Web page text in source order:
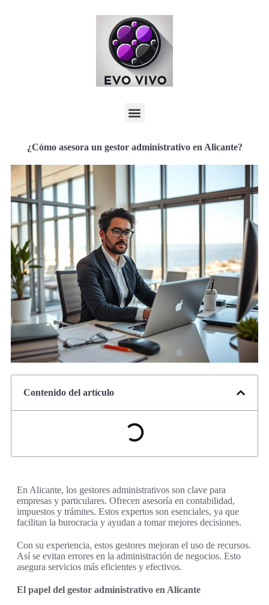
¿Cómo asesora un gestor administrativo en Alicante?
Contenido del artículo
En Alicante, los gestores administrativos son clave para
empresas y particulares. Ofrecen asesoría en contabilidad,
impuestos y trámites. Estos expertos son esenciales, ya que
facilitan la burocracia y ayudan a tomar mejores decisiones.
Con su experiencia, estos gestores mejoran el uso de recursos.
Así se evitan errores en la administración de negocios. Esto
asegura servicios más eficientes y efectivos.
El papel del gestor administrativo en Alicante